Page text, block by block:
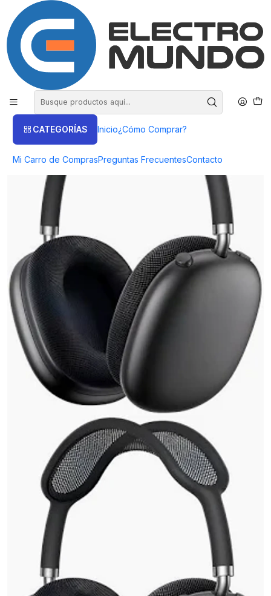
CATEGORÍAS Inicio¿Cómo Comprar?
Mi Carro de ComprasPreguntas FrecuentesContacto
COMPRA HASTA EN 3 CUOTAS SIN INTERES
Inicio Productos AUDIO Audífonos Bluetooth
Audifono Inalambrico Hoco W65 Bluetooth 5.4